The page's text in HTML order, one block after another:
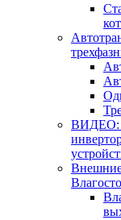
ВИДЕО: